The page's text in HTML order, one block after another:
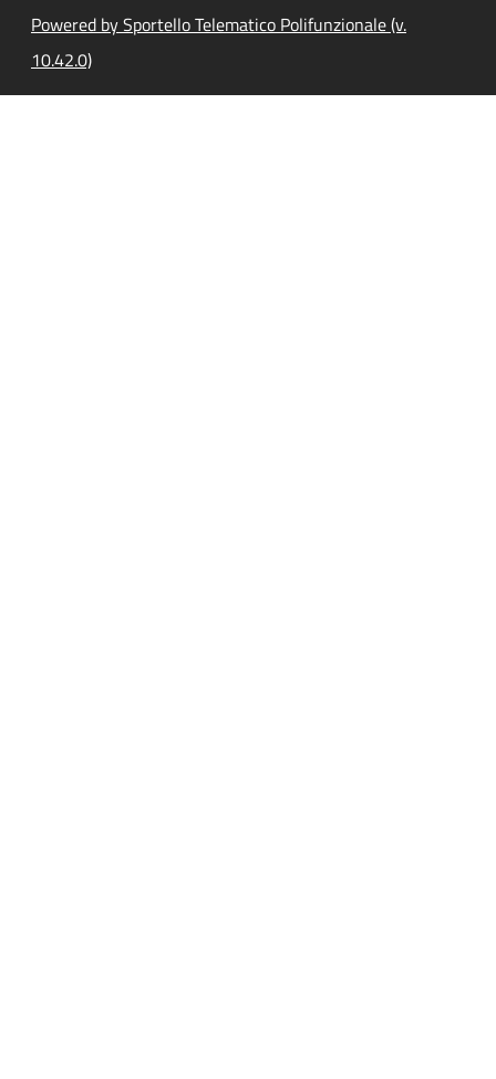
Powered by Sportello Telematico Polifunzionale (v.
10.42.0)